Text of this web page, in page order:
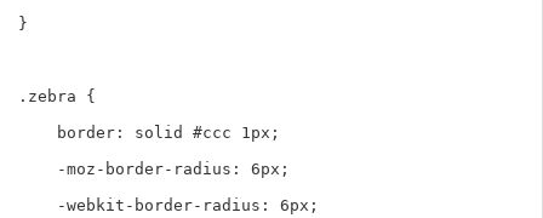
}
.zebra {
    border: solid #ccc 1px;
    -moz-border-radius: 6px;
    -webkit-border-radius: 6px;